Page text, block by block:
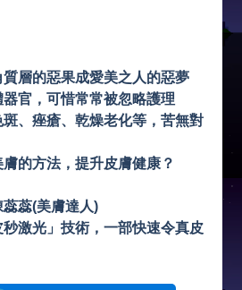
層的惡果成愛美之人的惡夢
官，可惜常常被忽略護理
、痤瘡、乾燥老化等，苦無對
的方法，提升皮膚健康？
蕊(美膚達人)
激光」技術，一部快速令真皮